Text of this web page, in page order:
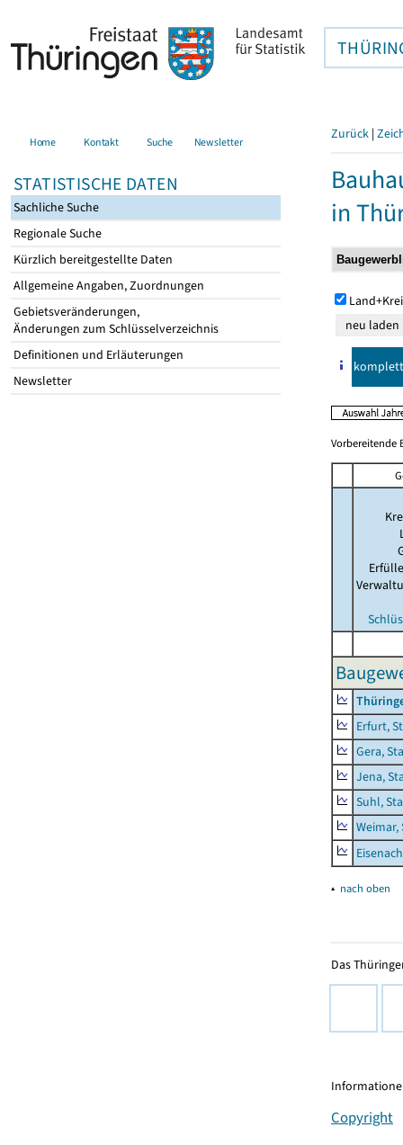
Home Kontakt Suche Newsletter
STATISTISCHE DATEN
Sachliche Suche
Regionale Suche
Kürzlich bereitgestellte Daten
Allgemeine Angaben, Zuordnungen
Gebietsveränderungen,
Änderungen zum Schlüsselverzeichnis
Definitionen und Erläuterungen
Newsletter
Zurück |
in
komplett
Vorbereitende
Erfurt,
Gera,
Jena,
Suhl,
Weimar,
▴ nach oben
Das
Copyright